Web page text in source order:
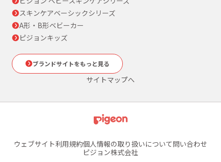
スキンケアベーシックシリーズ
A形・B形ベビーカー
ピジョンキッズ
ブランドサイトをもっと見る
サイトマップへ
ウェブサイト利用規約個人情報の取り扱いについて問い合わせ
ピジョン株式会社